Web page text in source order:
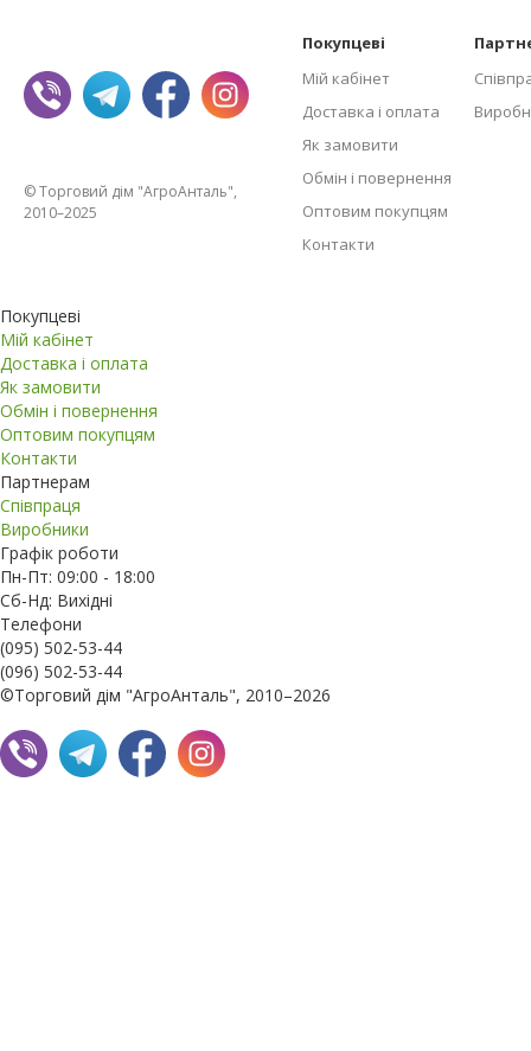
© Торговий дім "АгроАнталь",
2010–2025
Покупцеві
Мій кабінет
Доставка і оплата
Як замовити
Обмін і повернення
Оптовим покупцям
Контакти
Покупцеві
Мій кабінет
Доставка і оплата
Як замовити
Обмін і повернення
Оптовим покупцям
Контакти
Партнерам
Співпраця
Виробники
Графік роботи
Пн-Пт: 09:00 - 18:00
Сб-Нд: Вихідні
Телефони
(095) 502-53-44
(096) 502-53-44
©Торговий дім "АгроАнталь", 2010–2026